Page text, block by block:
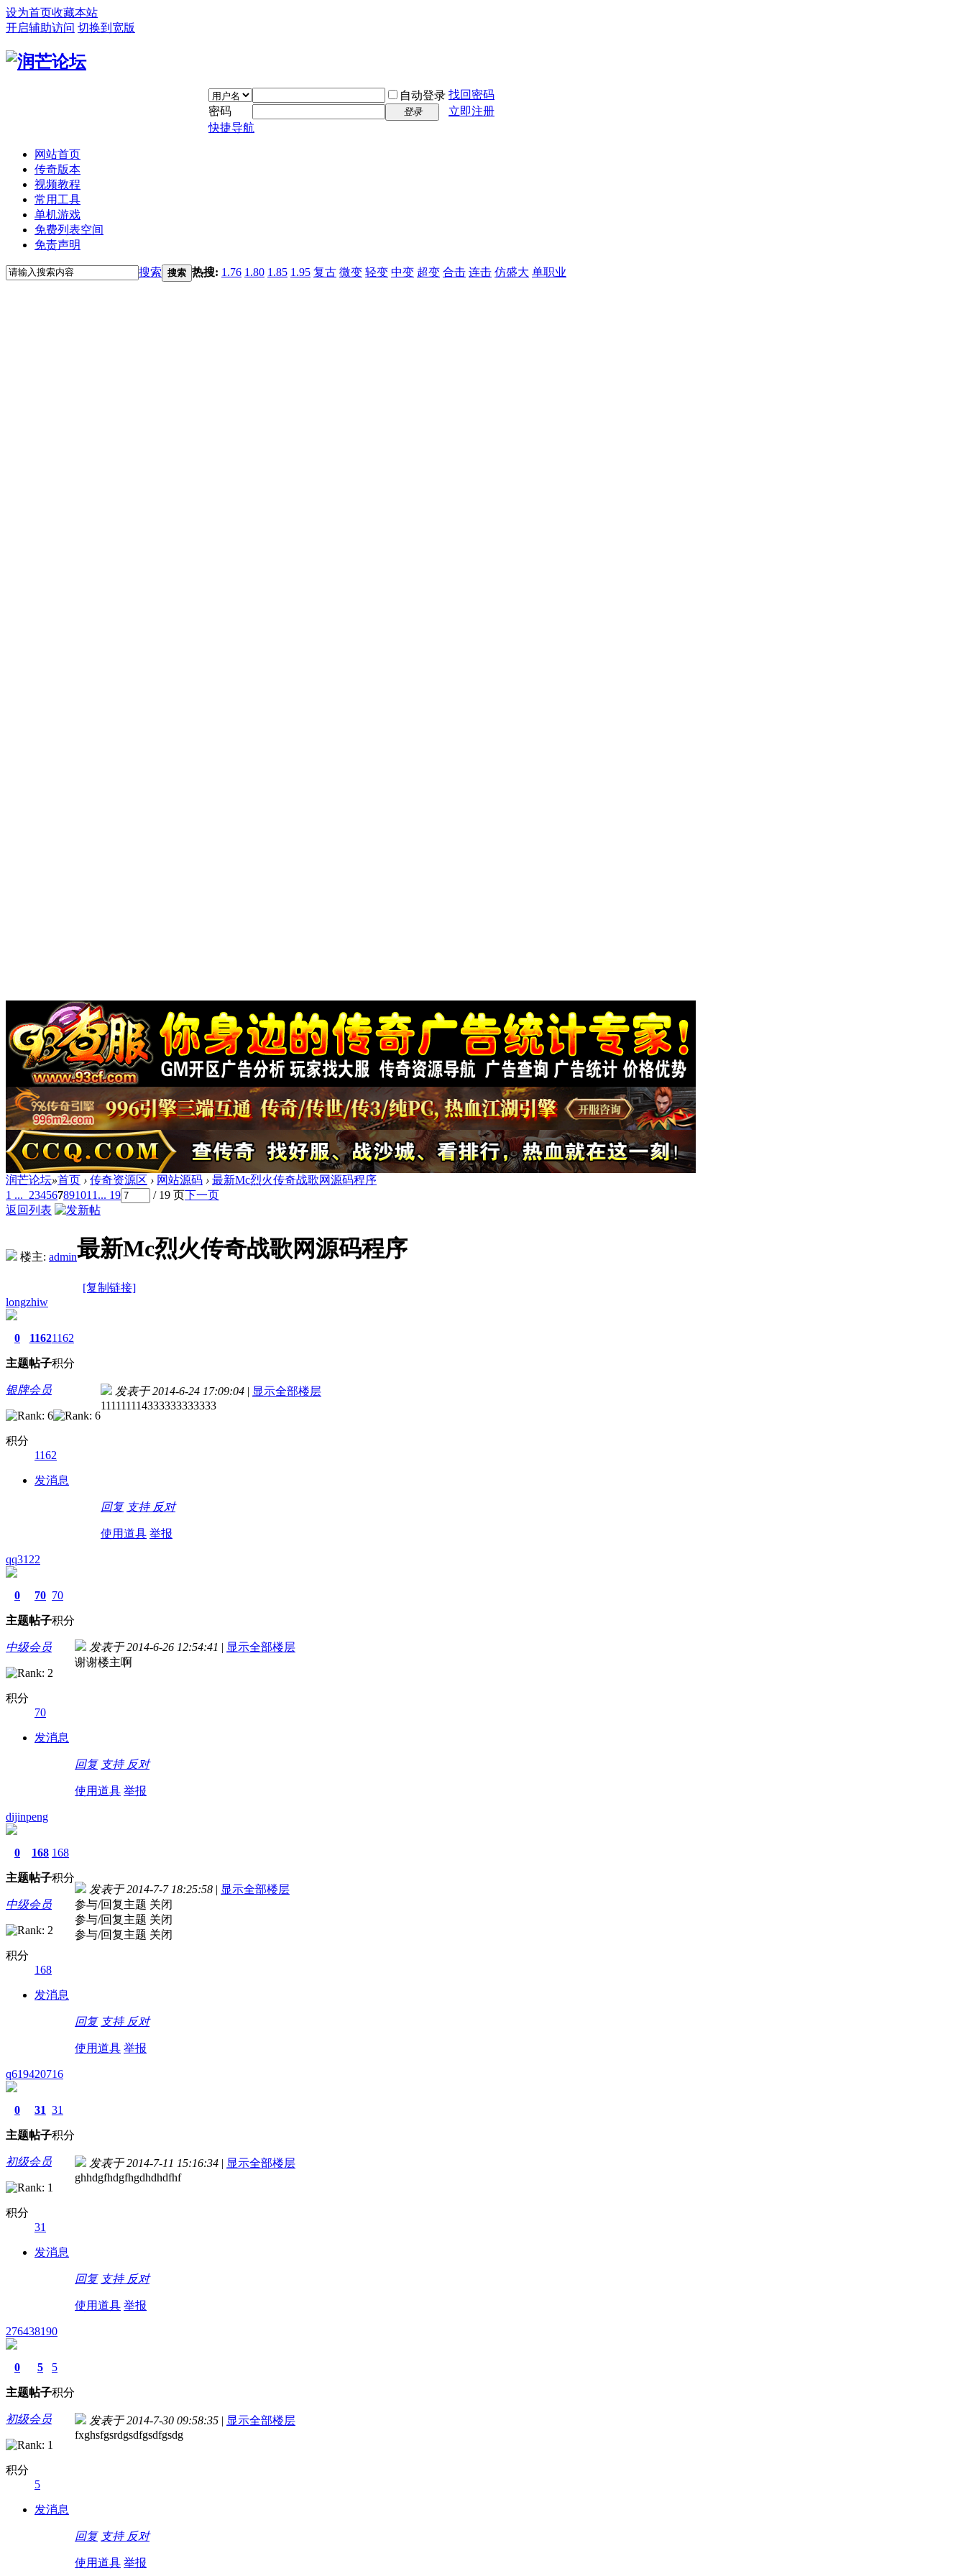
设为首页收藏本站
开启辅助访问 切换到宽版
自动登录 找回密码
密码
登录
立即注册
快捷导航
网站首页
传奇版本
视频教程
常用工具
单机游戏
免费列表空间
免责声明
搜索 搜索 热搜: 1.76 1.80 1.85 1.95 复古 微变 轻变 中变 超变 合击 连击 仿盛大 单职业
润芒论坛»首页 › 传奇资源区 › 网站源码 › 最新Mc烈火传奇战歌网源码程序
1 ... 234567891011 ... 19 / 19 页下一页
返回列表
楼主: admin最新Mc烈火传奇战歌网源码程序
[复制链接]
longzhiw
0
主题
1162
帖子
1162
积分
银牌会员
积分
1162
发消息
发表于 2014-6-24 17:09:04 | 显示全部楼层
111111114333333333333
回复 支持 反对
使用道具 举报
qq3122
0
主题
70
帖子
70
积分
中级会员
积分
70
发消息
发表于 2014-6-26 12:54:41 | 显示全部楼层
谢谢楼主啊
回复 支持 反对
使用道具 举报
dijinpeng
0
主题
168
帖子
168
积分
中级会员
积分
168
发消息
发表于 2014-7-7 18:25:58 | 显示全部楼层
参与/回复主题 关闭
参与/回复主题 关闭
参与/回复主题 关闭
回复 支持 反对
使用道具 举报
q619420716
0
主题
31
帖子
31
积分
初级会员
积分
31
发消息
发表于 2014-7-11 15:16:34 | 显示全部楼层
ghhdgfhdgfhgdhdhdfhf
回复 支持 反对
使用道具 举报
276438190
0
主题
5
帖子
5
积分
初级会员
积分
5
发消息
发表于 2014-7-30 09:58:35 | 显示全部楼层
fxghsfgsrdgsdfgsdfgsdg
回复 支持 反对
使用道具 举报